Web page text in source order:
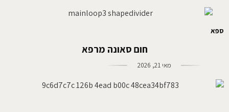
ספא
חום סאונה מרפא
מאי 21, 2026